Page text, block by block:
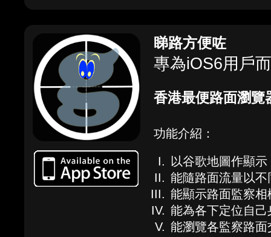
睇路方便咗
專為iOS6用戶
香港最便路面瀏覽
功能介紹：
以谷歌地圖作顯示
能隨路面流量以
能顯示路面監察相
能為各下定位自己
能瀏覽各監察路面